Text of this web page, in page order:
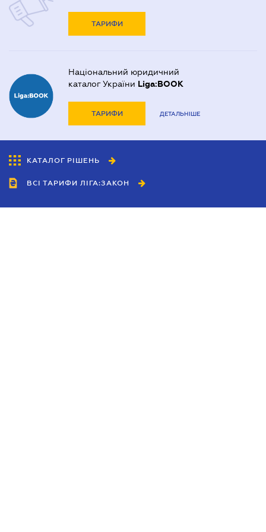
ТАРИФИ
Національний юридичний
каталог України Liga:BOOK
ТАРИФИ ДЕТАЛЬНІШЕ
КАТАЛОГ РІШЕНЬ
ВСІ ТАРИФИ ЛІГА:ЗАКОН